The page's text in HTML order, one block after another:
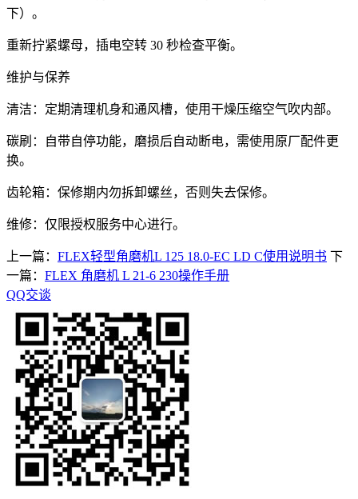
下）。
重新拧紧螺母，插电空转 30 秒检查平衡。
维护与保养
清洁：定期清理机身和通风槽，使用干燥压缩空气吹内部。
碳刷：自带自停功能，磨损后自动断电，需使用原厂配件更
换。
齿轮箱：保修期内勿拆卸螺丝，否则失去保修。
维修：仅限授权服务中心进行。
上一篇： FLEX轻型角磨机L 125 18.0-EC LD C使用说明书 下
一篇： FLEX 角磨机 L 21-6 230操作手册
QQ交谈